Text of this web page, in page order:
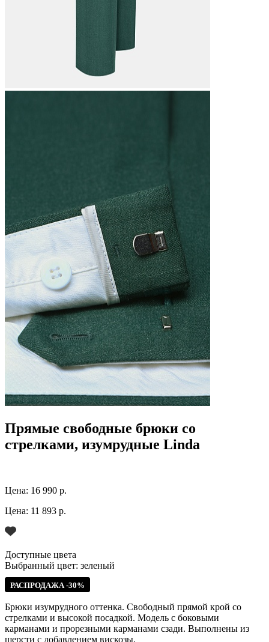
Прямые свободные брюки со
стрелками, изумрудные Linda
Цена: 16 990 р.
Цена: 11 893 р.
Доступные цвета
Выбранный цвет: зеленый
РАСПРОДАЖА -30%
Брюки изумрудного оттенка. Свободный прямой крой со
стрелками и высокой посадкой. Модель с боковыми
карманами и прорезными карманами сзади. Выполнены из
шерсти с добавлением вискозы.